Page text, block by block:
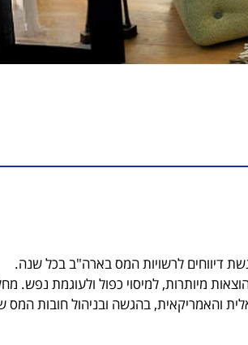
דיווחים לרשויות המס בארה"ב בכל שנה.
מיותרות, למיסוי כפול ולעוגמת נפש.
והאמריקאית, בהגשה ובניהול חובות המס